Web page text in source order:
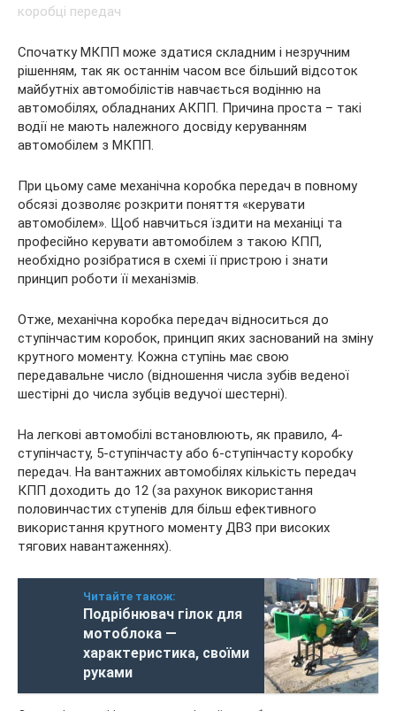
Спочатку МКПП може здатися складним і незручним
рішенням, так як останнім часом все більший відсоток
майбутніх автомобілістів навчається водінню на
автомобілях, обладнаних АКПП. Причина проста – такі
водії не мають належного досвіду керуванням
автомобілем з МКПП.
При цьому саме механічна коробка передач в повному
обсязі дозволяє розкрити поняття «керувати
автомобілем». Щоб навчиться їздити на механіці та
професійно керувати автомобілем з такою КПП,
необхідно розібратися в схемі її пристрою і знати
принцип роботи її механізмів.
Отже, механічна коробка передач відноситься до
ступінчастим коробок, принцип яких заснований на зміну
крутного моменту. Кожна ступінь має свою
передавальне число (відношення числа зубів веденої
шестірні до числа зубців ведучої шестерні).
На легкові автомобілі встановлюють, як правило, 4-
ступінчасту, 5-ступінчасту або 6-ступінчасту коробку
передач. На вантажних автомобілях кількість передач
КПП доходить до 12 (за рахунок використання
половинчастих ступенів для більш ефективного
використання крутного моменту ДВЗ при високих
тягових навантаженнях).
Читайте також:
Подрібнювач гілок для
мотоблока —
характеристика, своїми
руками